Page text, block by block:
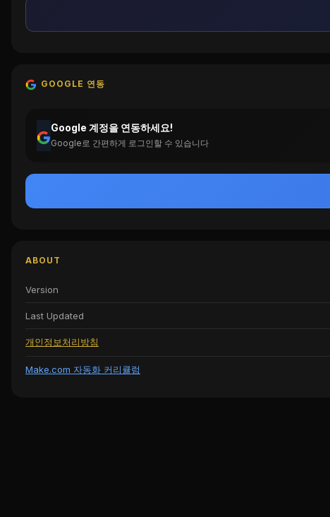
GOOGLE 연동
Google 계정을 연동하세요!
Google로 간편하게 로그인할 수 있습니다
ABOUT
Version
Last Updated
개인정보처리방침
Make.com 자동화 커리큘럼